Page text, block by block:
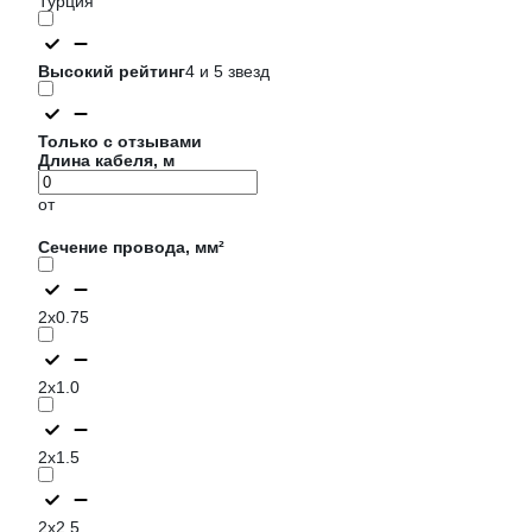
Высокий рейтинг4 и 5 звезд
Только с отзывами
Длина кабеля, м
от
Сечение провода, мм²
2х0.75
2х1.0
2х1.5
2х2.5